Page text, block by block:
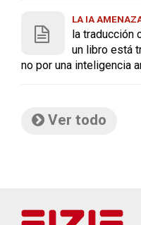
LA IA
la traducción
un libro está
no por una inteligencia
Ver todo